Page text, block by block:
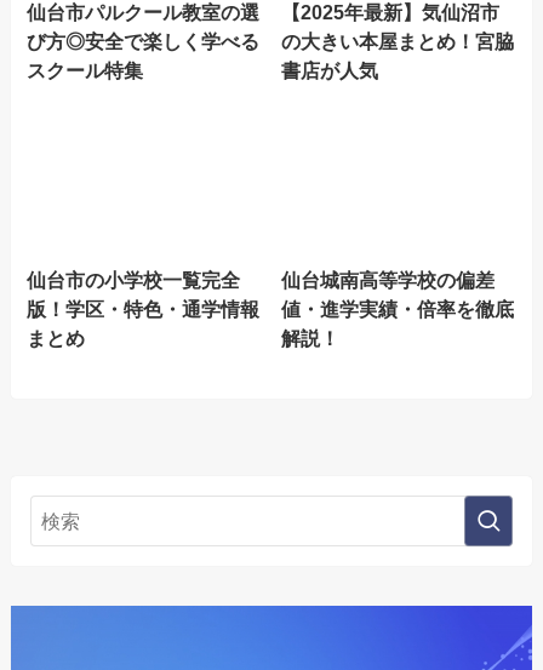
仙台市パルクール教室の選
び方◎安全で楽しく学べる
スクール特集
【2025年最新】気仙沼市
の大きい本屋まとめ！宮脇
書店が人気
仙台市の小学校一覧完全
版！学区・特色・通学情報
まとめ
仙台城南高等学校の偏差
値・進学実績・倍率を徹底
解説！